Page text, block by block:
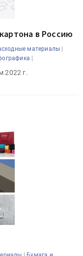
в Россию
материалы |
|
2022 г.